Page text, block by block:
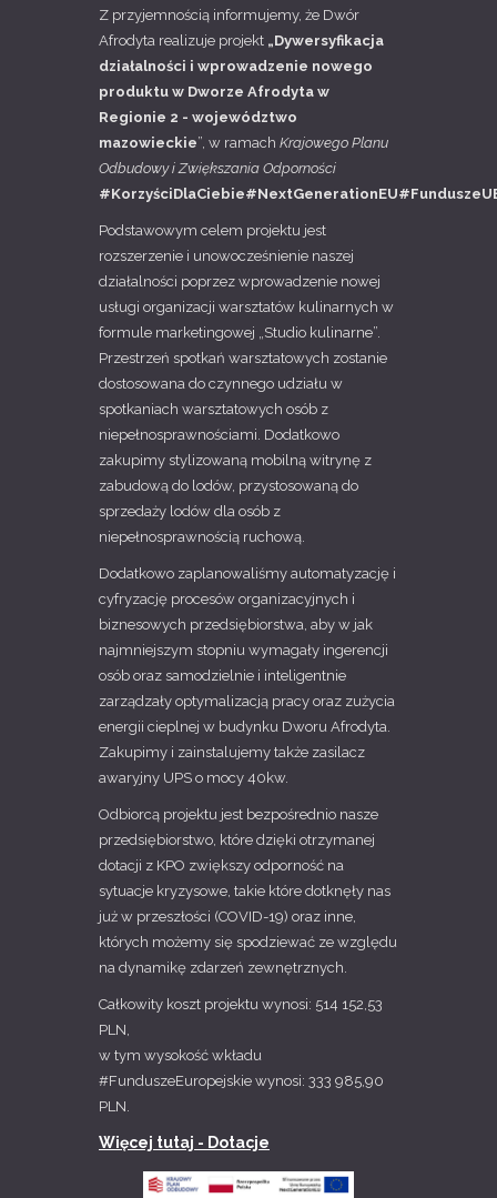
Z przyjemnością informujemy, że Dwór
Afrodyta realizuje projekt „Dywersyfikacja
działalności i wprowadzenie nowego
produktu w Dworze Afrodyta w
Regionie 2 - województwo
mazowieckie”, w ramach Krajowego Planu
Odbudowy i Zwiększania Odporności
Podstawowym celem projektu jest
rozszerzenie i unowocześnienie naszej
działalności poprzez wprowadzenie nowej
usługi organizacji warsztatów kulinarnych w
formule marketingowej „Studio kulinarne”.
Przestrzeń spotkań warsztatowych zostanie
dostosowana do czynnego udziału w
spotkaniach warsztatowych osób z
niepełnosprawnościami. Dodatkowo
zakupimy stylizowaną mobilną witrynę z
zabudową do lodów, przystosowaną do
sprzedaży lodów dla osób z
niepełnosprawnością ruchową.
Dodatkowo zaplanowaliśmy automatyzację i
cyfryzację procesów organizacyjnych i
biznesowych przedsiębiorstwa, aby w jak
najmniejszym stopniu wymagały ingerencji
osób oraz samodzielnie i inteligentnie
zarządzały optymalizacją pracy oraz zużycia
energii cieplnej w budynku Dworu Afrodyta.
Zakupimy i zainstalujemy także zasilacz
awaryjny UPS o mocy 40kw.
Odbiorcą projektu jest bezpośrednio nasze
przedsiębiorstwo, które dzięki otrzymanej
dotacji z KPO zwiększy odporność na
sytuacje kryzysowe, takie które dotknęły nas
już w przeszłości (COVID-19) oraz inne,
których możemy się spodziewać ze względu
na dynamikę zdarzeń zewnętrznych.
Całkowity koszt projektu wynosi: 514 152,53
PLN,
w tym wysokość wkładu
#FunduszeEuropejskie wynosi: 333 985,90
PLN.
Więcej tutaj - Dotacje